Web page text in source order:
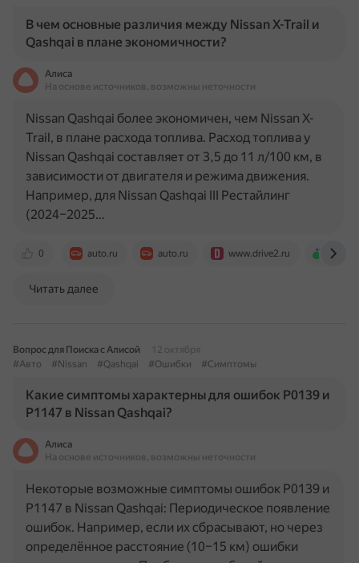
В чем основные различия между Nissan X-Trail и
Qashqai в плане экономичности?
Алиса
На основе источников, возможны неточности
0 auto.ru auto.ru www.drive2.ru
Nissan Qashqai более экономичен, чем Nissan X-
Trail, в плане расхода топлива. Расход топлива у
Nissan Qashqai составляет от 3,5 до 11 л/100 км, в
зависимости от двигателя и режима движения.
Например, для Nissan Qashqai III Рестайлинг
(2024–2025…
Читать далее
Вопрос для Поиска с Алисой
12 октября
#Авто
#Nissan #Qashqai #Ошибки #Симптомы
Какие симптомы характерны для ошибок P0139 и
P1147 в Nissan Qashqai?
Алиса
На основе источников, возможны неточности
Некоторые возможные симптомы ошибок P0139 и
P1147 в Nissan Qashqai: Периодическое появление
ошибок. Например, если их сбрасывают, но через
определённое расстояние (10–15 км) ошибки